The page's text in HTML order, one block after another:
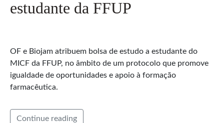
estudante da FFUP
OF e Biojam atribuem bolsa de estudo a estudante do
MICF da FFUP, no âmbito de um protocolo que promove
igualdade de oportunidades e apoio à formação
farmacêutica.
Continue reading